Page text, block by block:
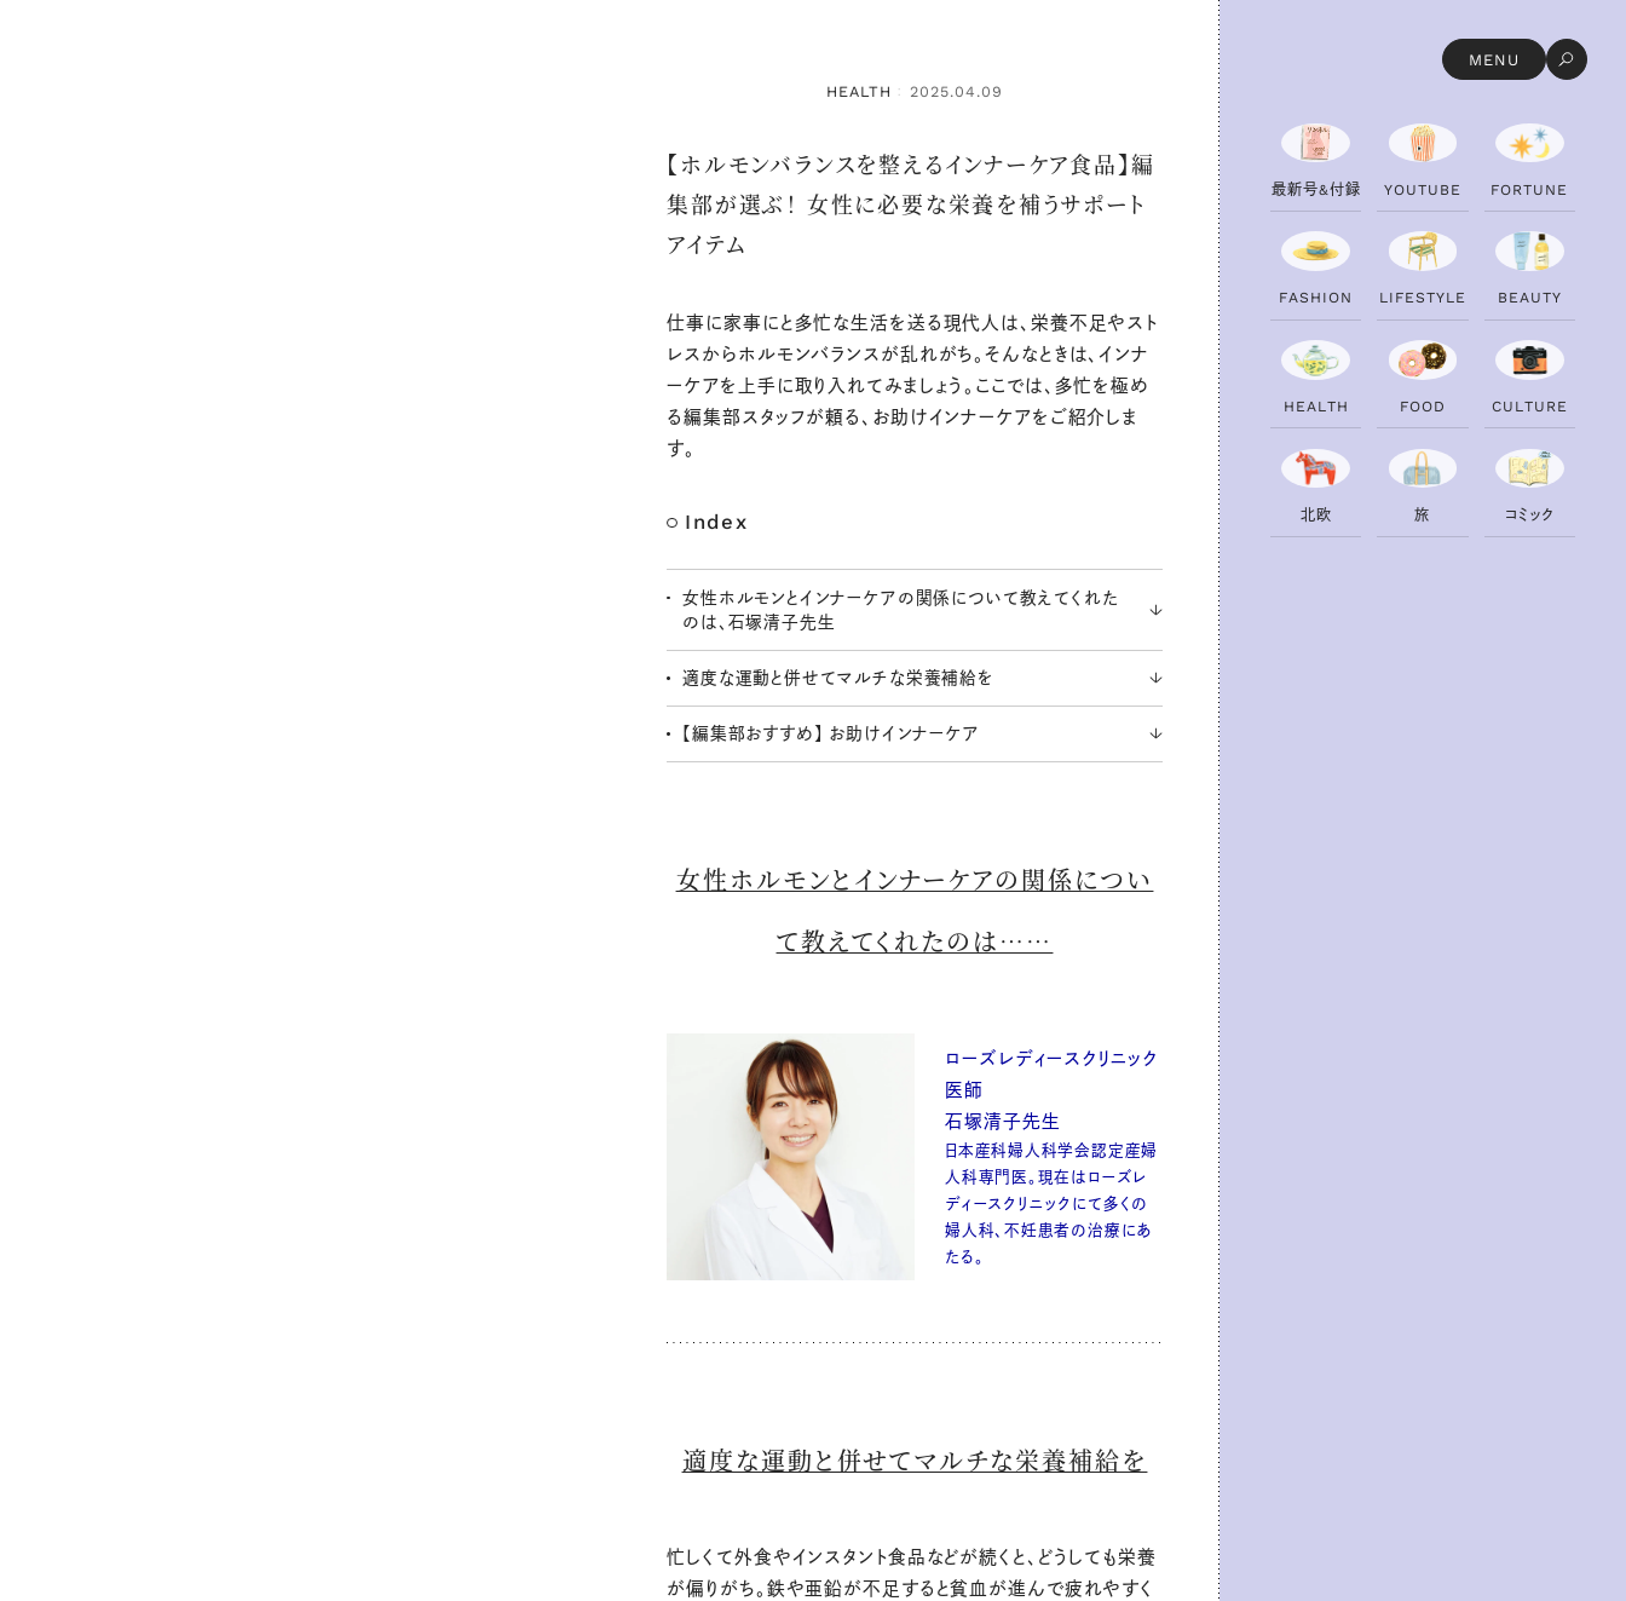
MENU
HEALTH
： 2025.04.09
【ホルモンバランスを整えるインナーケア食品】編
集部が選ぶ！ 女性に必要な栄養を補うサポート
アイテム
仕事に家事にと多忙な生活を送る現代人は、栄養不足やスト
レスからホルモンバランスが乱れがち。そんなときは、インナ
ーケアを上手に取り入れてみましょう。ここでは、多忙を極め
る編集部スタッフが頼る、お助けインナーケアをご紹介しま
す。
Index
女性ホルモンとインナーケアの関係について教えてくれた
のは、石塚清子先生
適度な運動と併せてマルチな栄養補給を
【編集部おすすめ】 お助けインナーケア
女性ホルモンとインナーケアの関係につい
て教えてくれたのは……
ローズレディースクリニック
医師
石塚清子先生
日本産科婦人科学会認定産婦
人科専門医。現在はローズレ
ディースクリニックにて多くの
婦人科、不妊患者の治療にあ
たる。
適度な運動と併せてマルチな栄養補給を
忙しくて外食やインスタント食品などが続くと、どうしても栄養
が偏りがち。鉄や亜鉛が不足すると貧血が進んで疲れやすく
最新号&付録 YOUTU B E FORTU N E
FAS H ION LI FESTYLE B EAUTY
H EALTH FOOD CU LTU RE
北欧 旅 コ ミ ック